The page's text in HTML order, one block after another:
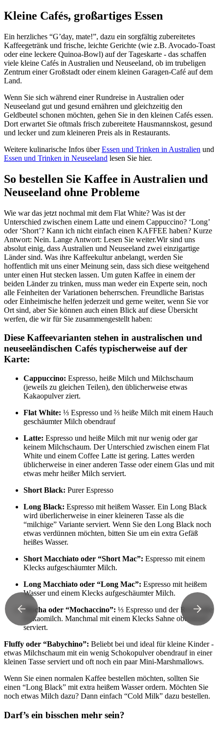
Kleine Cafés, großartiges Essen
Ein herzliches “G’day, mate!”, dazu ein sorgfältig zubereitetes
Kaffeegetränk und frische, leichte Gerichte (wie z.B. Avocado-Toast
oder eine leckere Quinoa-Bowl) auf der Tageskarte - das schaffen
viele kleine Cafés in Australien und Neuseeland, ob im trubeligen
Zentrum einer Großstadt oder einem kleinen Garagen-Café auf dem
Land.
Wenn Sie sich während einer Rundreise in Australien oder
Neuseeland gut und gesund ernähren und gleichzeitig den
Geldbeutel schonen möchten, gehen Sie in den kleinen Cafés essen.
Dort erwartet Sie oftmals frisch zubereitete Hausmannskost, gesund
und lecker und zum kleineren Preis als in Restaurants.
Weitere kulinarische Infos überEssen und Trinken in Australien und
Essen und Trinken in Neuseeland lesen Sie hier.
So bestellen Sie Kaffee in Australien und
Neuseeland ohne Probleme
Wie war das jetzt nochmal mit dem Flat White? Was ist der
Unterschied zwischen einem Latte und einem Cappuccino? ‘Long’
oder ‘Short’? Kann ich nicht einfach einen KAFFEE haben? Kurze
Antwort: Nein. Lange Antwort: Lesen Sie weiter.Wir sind uns
absolut einig, dass Australien und Neuseeland zwei einzigartige
Länder sind. Was ihre Kaffeekultur anbelangt, werden Sie
hoffentlich mit uns einer Meinung sein, dass sich diese weitgehend
unter einen Hut stecken lassen. Um guten Kaffee in einem der
beiden Länder zu trinken, muss man weder ein Experte sein, noch
alle Feinheiten der Variationen beherrschen. Freundliche Baristas
oder Einheimische helfen jederzeit und gerne weiter, wenn Sie vor
Ort sind, aber Sie können auch einen Blick auf diese Übersicht
werfen, die wir für Sie zusammengestellt haben:
Diese Kaffeevarianten stehen in australischen und
neuseeländischen Cafés typischerweise auf der
Karte:
Cappuccino: Espresso, heiße Milch und Milchschaum
(jeweils zu gleichen Teilen), den üblicherweise etwas
Kakaopulver ziert.
Flat White: ⅓ Espresso und ⅔ heiße Milch mit einem Hauch
geschäumter Milch obendrauf
Latte: Espresso und heiße Milch mit nur wenig oder gar
keinem Milchschaum. Der Unterschied zwischen einem Flat
White und einem Coffee Latte ist gering. Lattes werden
üblicherweise in einer anderen Tasse oder einem Glas und mit
etwas mehr heißer Milch serviert.
Short Black: Purer Espresso
Long Black: Espresso mit heißem Wasser. Ein Long Black
wird überlicherweise in einer kleineren Tasse als die
“milchige” Variante serviert. Wenn Sie den Long Black noch
etwas verdünnen möchten, bitten Sie um ein extra Gefäß
heißes Wasser.
Short Macchiato oder “Short Mac”: Espresso mit einem
Klecks aufgeschäumter Milch.
Long Macchiato oder “Long Mac”: Espresso mit heißem
Wasser und einem Klecks aufgeschäumter Milch.
Mocha oder “Mochaccino”: ⅓ Espresso und der Rest heiße
Kakaomilch. Manchmal mit einem Klecks Sahne obendrauf
serviert.
Fluffy oder “Babychino”: Beliebt bei und ideal für kleine Kinder -
etwas Milchschaum mit ein wenig Schokopulver obendrauf in einer
kleinen Tasse serviert und oft noch ein paar Mini-Marshmallows.
Wenn Sie einen normalen Kaffee bestellen möchten, sollten Sie
einen “Long Black” mit extra heißem Wasser ordern. Möchten Sie
noch etwas Milch dazu? Dann einfach “Cold Milk” dazu bestellen.
Darf’s ein bisschen mehr sein?